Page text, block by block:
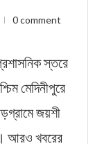
0 comment
স্তরে
মেদিনীপুরে
জয়শী
আরও খবরের